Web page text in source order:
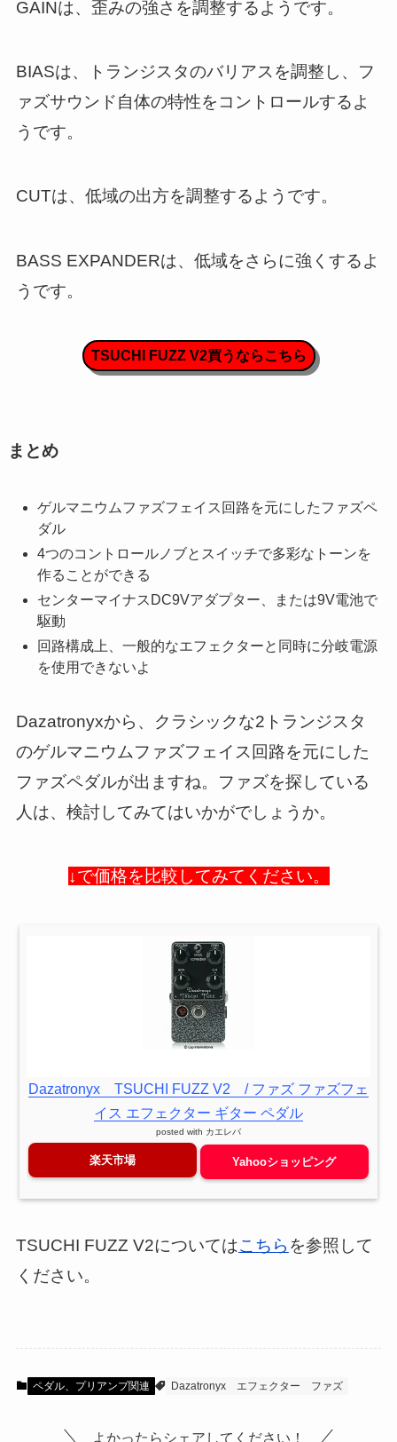
GAINは、歪みの強さを調整するようです。
BIASは、トランジスタのバリアスを調整し、フ
ァズサウンド自体の特性をコントロールするよ
うです。
CUTは、低域の出方を調整するようです。
BASS EXPANDERは、低域をさらに強くするよ
うです。
TSUCHI FUZZ V2買うならこちら
まとめ
ゲルマニウムファズフェイス回路を元にしたファズペ
ダル
4つのコントロールノブとスイッチで多彩なトーンを
作ることができる
センターマイナスDC9Vアダプター、または9V電池で
駆動
回路構成上、一般的なエフェクターと同時に分岐電源
を使用できないよ
Dazatronyxから、クラシックな2トランジスタ
のゲルマニウムファズフェイス回路を元にした
ファズペダルが出ますね。ファズを探している
人は、検討してみてはいかがでしょうか。
↓で価格を比較してみてください。
Dazatronyx TSUCHI FUZZ V2 / ファズ ファズフェ
イス エフェクター ギター ペダル
posted with カエレバ
楽天市場 Yahooショッピング
TSUCHI FUZZ V2についてはこちら を参照して
ください。
ペダル、プリアンプ関連 Dazatronyx エフェクター ファズ
よかったらシェアしてください！